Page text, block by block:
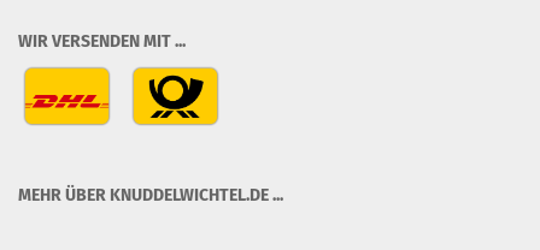
WIR VERSENDEN MIT ...
MEHR ÜBER KNUDDELWICHTEL.DE ...